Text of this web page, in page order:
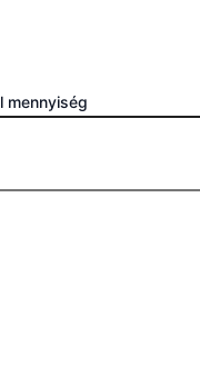
mennyiség